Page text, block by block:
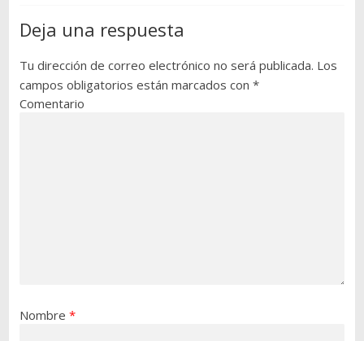
Deja una respuesta
Tu dirección de correo electrónico no será publicada. Los
campos obligatorios están marcados con *
Comentario
Nombre *